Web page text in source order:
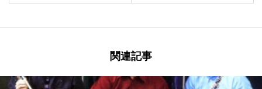
関連記事